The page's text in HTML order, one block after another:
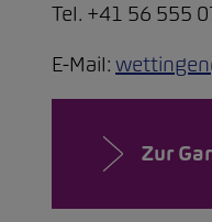
Tel. +41 56 555
E-Mail:
Zur